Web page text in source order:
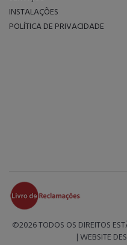
INSTALAÇÕES
POLÍTICA DE PRIVACIDADE
©2026 TODOS OS DIREITOS
| WEBSITE